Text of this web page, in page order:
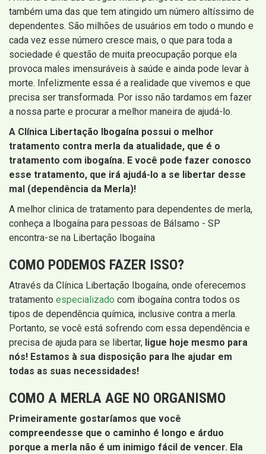
também uma das que tem atingido um número altíssimo de
dependentes. São milhões de usuários em todo o mundo e
cada vez esse número cresce mais, o que para toda a
sociedade é questão de muita preocupação porque ela
provoca males imensuráveis à saúde e ainda pode levar à
morte. Infelizmente essa é a realidade que vivemos e que
precisa ser transformada. Por isso não tardamos em fazer
a nossa parte e procurar a melhor maneira de ajudá-lo.
A Clínica Libertação Ibogaína possui o melhor
tratamento contra merla da atualidade, que é o
tratamento com ibogaína. E você pode fazer conosco
esse tratamento, que irá ajudá-lo a se libertar desse
mal (dependência da Merla)!
A melhor clinica de tratamento para dependentes de merla,
conheça a Ibogaína para pessoas de Bálsamo - SP
encontra-se na Libertação Ibogaína
COMO PODEMOS FAZER ISSO?
Através da Clínica Libertação Ibogaína, onde oferecemos
tratamento especializado com ibogaína contra todos os
tipos de dependência química, inclusive contra a merla.
Portanto, se você está sofrendo com essa dependência e
precisa de ajuda para se libertar, ligue hoje mesmo para
nós! Estamos à sua disposição para lhe ajudar em
todas as suas necessidades!
COMO A MERLA AGE NO ORGANISMO
Primeiramente gostaríamos que você
compreendesse que o caminho é longo e árduo
porque a merla não é um inimigo fácil de vencer. Ela